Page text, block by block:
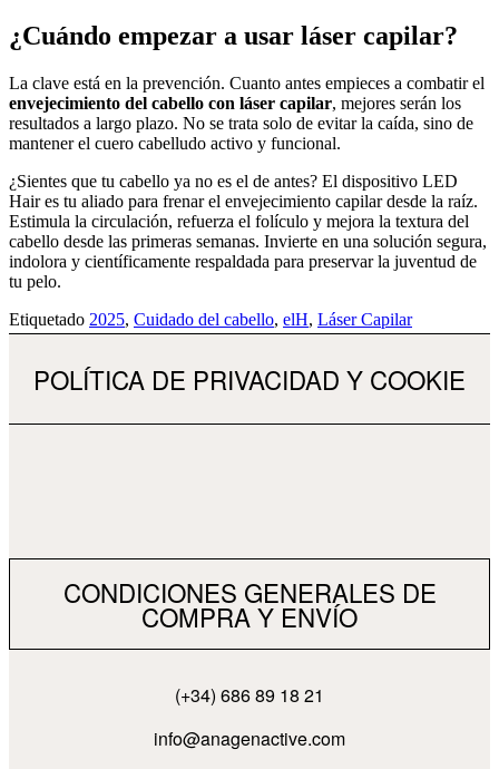
¿Cuándo empezar a usar láser capilar?
La clave está en la prevención. Cuanto antes empieces a combatir el
envejecimiento del cabello con láser capilar, mejores serán los
resultados a largo plazo. No se trata solo de evitar la caída, sino de
mantener el cuero cabelludo activo y funcional.
¿Sientes que tu cabello ya no es el de antes? El dispositivo LED
Hair es tu aliado para frenar el envejecimiento capilar desde la raíz.
Estimula la circulación, refuerza el folículo y mejora la textura del
cabello desde las primeras semanas. Invierte en una solución segura,
indolora y científicamente respaldada para preservar la juventud de
tu pelo.
Etiquetado 2025, Cuidado del cabello, elH, Láser Capilar
POLÍTICA DE PRIVACIDAD Y COOKIE
CONDICIONES GENERALES DE
COMPRA Y ENVÍO
(+34) 686 89 18 21
info@anagenactive.com